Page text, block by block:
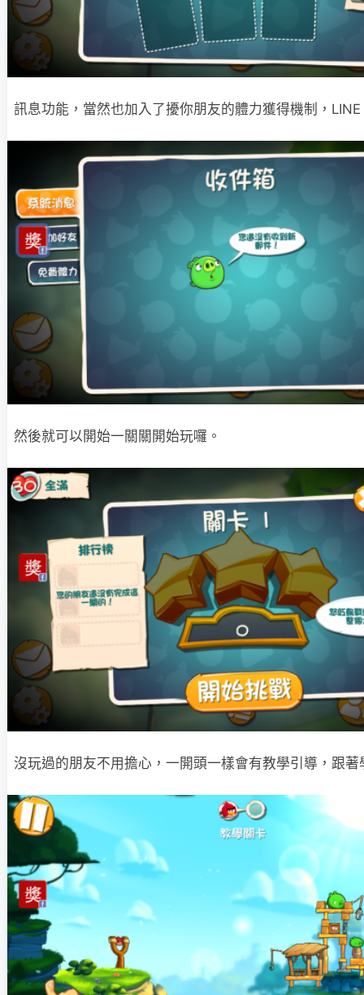
訊息功能，當然也加入了擾你朋友的體力獲得機制，
然後就可以開始一關關開始玩囉。
沒玩過的朋友不用擔心，一開頭一樣會有教學引導，跟著